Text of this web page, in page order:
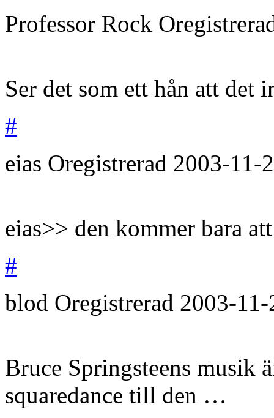
Professor Rock
Ser det som ett hån att det
#
eias Oregistrerad 2003-11-
eias>> den kommer bara
#
blod Oregistrerad 2003-11-
Bruce Springsteens musik
squaredance till den …